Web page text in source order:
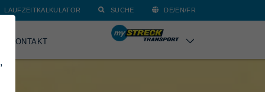
LAUFZEITKALKULATOR SUCHE DE/EN/FR
KONTAKT